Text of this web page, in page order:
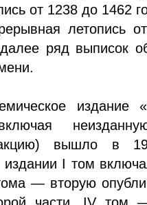
от 1238 до 1462
летопись
ряд выписок
издание
вышло в
издании I том
— вторую